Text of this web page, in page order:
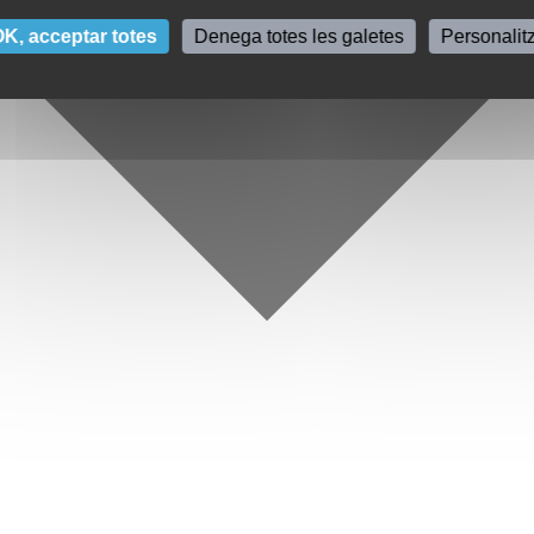
acceptar totes Denega totes les galetes